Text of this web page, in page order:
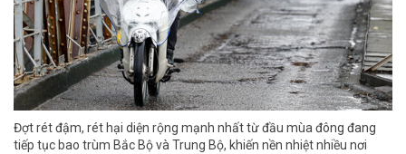
Đợt rét đậm, rét hại diện rộng mạnh nhất từ đầu mùa đông đang
tiếp tục bao trùm Bắc Bộ và Trung Bộ, khiến nền nhiệt nhiều nơi